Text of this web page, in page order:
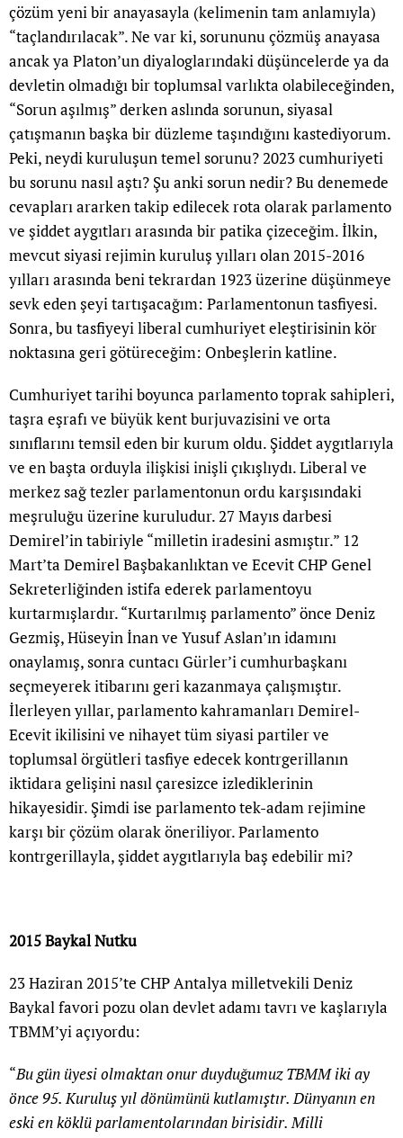
çözüm yeni bir anayasayla (kelimenin tam anlamıyla)
“taçlandırılacak”. Ne var ki, sorununu çözmüş anayasa
ancak ya Platon’un diyaloglarındaki düşüncelerde ya da
devletin olmadığı bir toplumsal varlıkta olabileceğinden,
“Sorun aşılmış” derken aslında sorunun, siyasal
çatışmanın başka bir düzleme taşındığını kastediyorum.
Peki, neydi kuruluşun temel sorunu? 2023 cumhuriyeti
bu sorunu nasıl aştı? Şu anki sorun nedir? Bu denemede
cevapları ararken takip edilecek rota olarak parlamento
ve şiddet aygıtları arasında bir patika çizeceğim. İlkin,
mevcut siyasi rejimin kuruluş yılları olan 2015-2016
yılları arasında beni tekrardan 1923 üzerine düşünmeye
sevk eden şeyi tartışacağım: Parlamentonun tasfiyesi.
Sonra, bu tasfiyeyi liberal cumhuriyet eleştirisinin kör
noktasına geri götüreceğim: Onbeşlerin katline.
Cumhuriyet tarihi boyunca parlamento toprak sahipleri,
taşra eşrafı ve büyük kent burjuvazisini ve orta
sınıflarını temsil eden bir kurum oldu. Şiddet aygıtlarıyla
ve en başta orduyla ilişkisi inişli çıkışlıydı. Liberal ve
merkez sağ tezler parlamentonun ordu karşısındaki
meşruluğu üzerine kuruludur. 27 Mayıs darbesi
Demirel’in tabiriyle “milletin iradesini asmıştır.” 12
Mart’ta Demirel Başbakanlıktan ve Ecevit CHP Genel
Sekreterliğinden istifa ederek parlamentoyu
kurtarmışlardır. “Kurtarılmış parlamento” önce Deniz
Gezmiş, Hüseyin İnan ve Yusuf Aslan’ın idamını
onaylamış, sonra cuntacı Gürler’i cumhurbaşkanı
seçmeyerek itibarını geri kazanmaya çalışmıştır.
İlerleyen yıllar, parlamento kahramanları Demirel-
Ecevit ikilisini ve nihayet tüm siyasi partiler ve
toplumsal örgütleri tasfiye edecek kontrgerillanın
iktidara gelişini nasıl çaresizce izlediklerinin
hikayesidir. Şimdi ise parlamento tek-adam rejimine
karşı bir çözüm olarak öneriliyor. Parlamento
kontrgerillayla, şiddet aygıtlarıyla baş edebilir mi?
2015 Baykal Nutku
23 Haziran 2015’te CHP Antalya milletvekili Deniz
Baykal favori pozu olan devlet adamı tavrı ve kaşlarıyla
TBMM’yi açıyordu:
“Bu gün üyesi olmaktan onur duyduğumuz TBMM iki ay
önce 95. Kuruluş yıl dönümünü kutlamıştır. Dünyanın en
eski en köklü parlamentolarından birisidir. Milli